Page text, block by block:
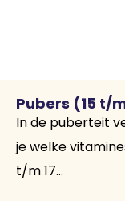
Pubers (15 t/
In de puberteit
je welke
t/m 17...